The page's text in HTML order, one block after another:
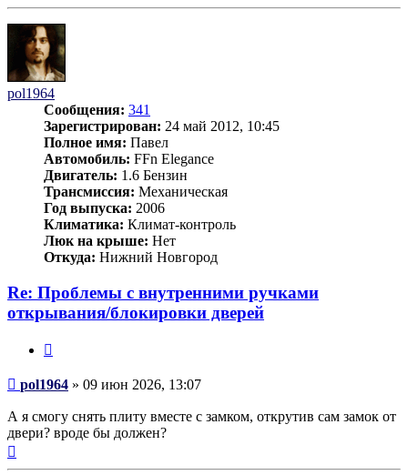
pol1964
Сообщения: 341
Зарегистрирован: 24 май 2012, 10:45
Полное имя: Павел
Автомобиль: FFn Elegance
Двигатель: 1.6 Бензин
Трансмиссия: Механическая
Год выпуска: 2006
Климатика: Климат-контроль
Люк на крыше: Нет
Откуда: Нижний Новгород
Re: Проблемы с внутренними ручками
открывания/блокировки дверей
Сообщение
pol1964 » 09 июн 2026, 13:07
А я смогу снять плиту вместе с замком, открутив сам замок от
двери? вроде бы должен?